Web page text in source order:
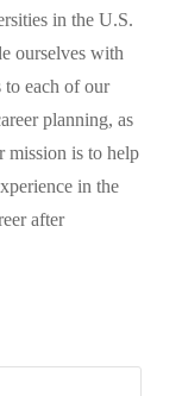
in the U.S.
ourselves with
to each of our
planning, as
mission is to help
in the
after